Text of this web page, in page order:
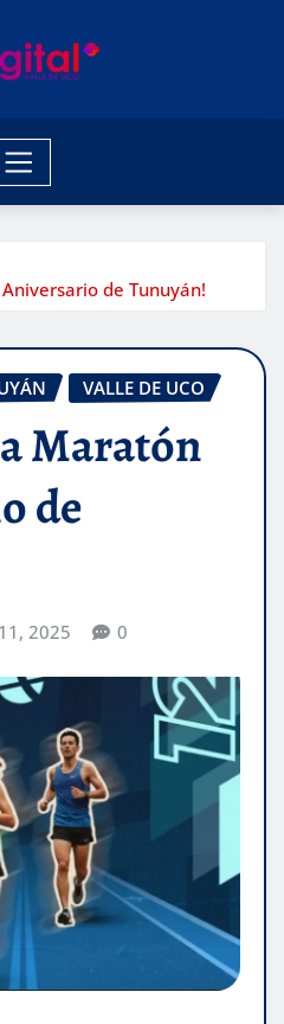
de Tunuyán!
VALLE DE UCO
Maratón
de
2025 0